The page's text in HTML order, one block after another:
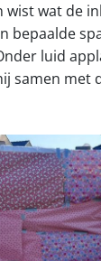
wist wat de
bepaalde
luid
samen met